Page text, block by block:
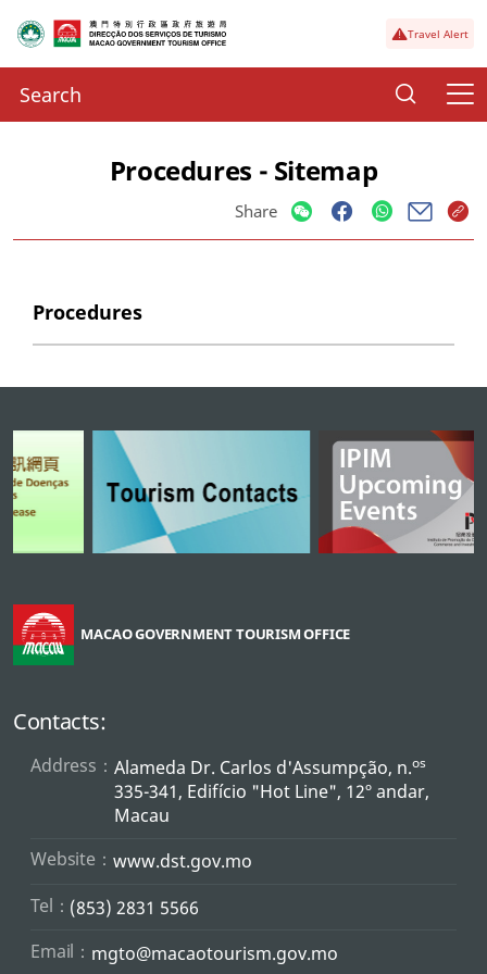
Travel Alert
Procedures - Sitemap
Share
Procedures
MACAO GOVERNMENT TOURISM OFFICE
Contacts:
Address： Alameda Dr. Carlos d'Assumpção, n.os
335-341, Edifício "Hot Line", 12º andar,
Macau
Website： www.dst.gov.mo
Tel： (853) 2831 5566
Email： mgto@macaotourism.gov.mo